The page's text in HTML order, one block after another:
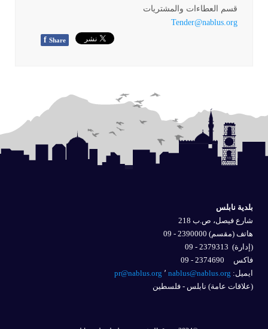
قسم العطاءات والمشتريات
Tender@nablus.org
f Share
بلدية نابلس
شارع فيصل، ص.ب 218
هاتف (مقسم) 2390000 - 09
(إدارة)
فاكس 2374690 - 09
ايميل: nablus@nablus.org
pr@nablus.org
(علاقات عامة) نابلس - فلسطين